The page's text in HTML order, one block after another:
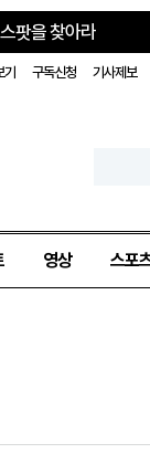
팟을 찾아라
구독신청 기사제보
영상 스포
글